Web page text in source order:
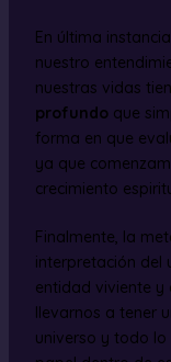
En última
nuestro
nuestras vidas
profundoque
forma en que
ya que
crecimiento
Finalmente, la
interpretación del
entidad viviente y
llevarnos a tener
universo y todo lo